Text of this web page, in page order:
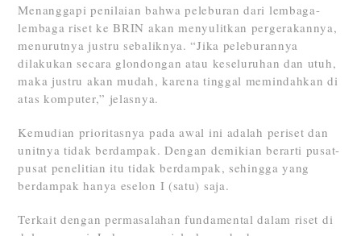
Menanggapi penilaian bahwa peleburan dari lembaga-
lembaga riset ke BRIN akan menyulitkan pergerakannya,
menurutnya justru sebaliknya. “Jika peleburannya
dilakukan secara glondongan atau keseluruhan dan utuh,
maka justru akan mudah, karena tinggal memindahkan di
atas komputer,” jelasnya.
Kemudian prioritasnya pada awal ini adalah periset dan
unitnya tidak berdampak. Dengan demikian berarti pusat-
pusat penelitian itu tidak berdampak, sehingga yang
berdampak hanya eselon I (satu) saja.
Terkait dengan permasalahan fundamental dalam riset di